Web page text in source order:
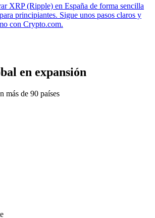
XRP (Ripple) en España de forma sencilla
principiantes. Sigue unos pasos claros y
con Crypto.com.
en expansión
más de 90 países